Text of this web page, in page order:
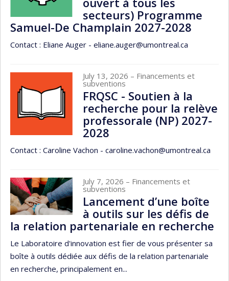
secteurs) Programme
Samuel-De Champlain 2027-2028
Contact : Eliane Auger - eliane.auger@umontreal.ca
July 13, 2026 – Financements et
subventions
FRQSC - Soutien à la
recherche pour la relève
professorale (NP) 2027-
2028
Contact : Caroline Vachon - caroline.vachon@umontreal.ca
July 7, 2026 – Financements et
subventions
Lancement d’une boîte
à outils sur les défis de
la relation partenariale en recherche
Le Laboratoire d'innovation est fier de vous présenter sa
boîte à outils dédiée aux défis de la relation partenariale
en recherche, principalement en...